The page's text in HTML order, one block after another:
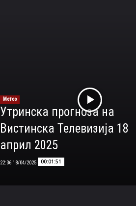
Метео
Утринска прогноза на
Вистинска Телевизија 18
април 2025
00:01:51
18/04/2025 22:36